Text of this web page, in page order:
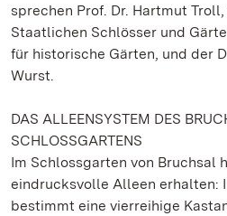
sprechen Prof. Dr. Hartmut
Staatlichen Schlösser und
für historische Gärten, und der
Wurst.
DAS ALLEENSYSTEM DES
SCHLOSSGARTENS
Im Schlossgarten von Bruchsal
eindrucksvolle Alleen erhalten:
bestimmt eine vierreihige